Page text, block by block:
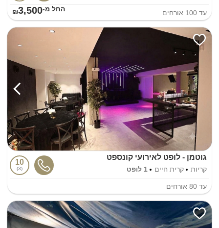
עד 100 אורחים החל מ-₪3,500
גוטמן - לופט לאירועי קונספט
קריות קרית חיים 1 לופט
10
3
עד 80 אורחים